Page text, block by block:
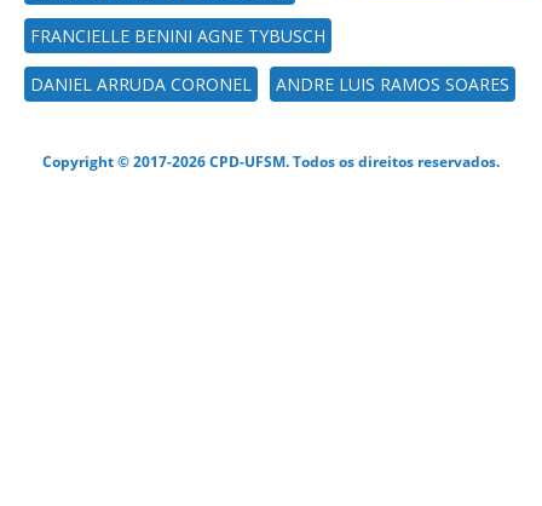
FRANCIELLE BENINI AGNE TYBUSCH
DANIEL ARRUDA CORONEL ANDRE LUIS RAMOS SOARES
Copyright © 2017-2026 CPD-UFSM. Todos os direitos reservados.